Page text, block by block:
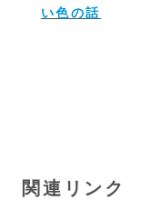
い色の話
関連リンク